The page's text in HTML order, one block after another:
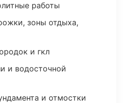
работы
зоны отдыха,
и гкл
и водосточной
и отмостки